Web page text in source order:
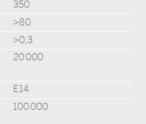
350
>80
>0,3
20 000
E14
100 000